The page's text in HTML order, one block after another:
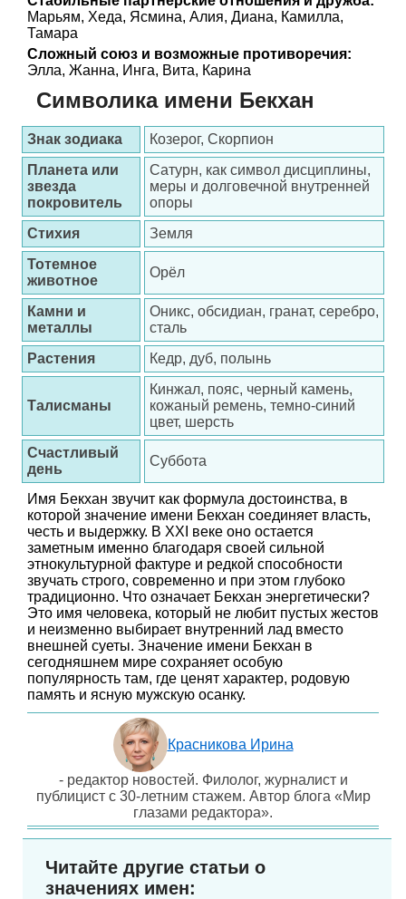
Марьям, Хеда, Ясмина, Алия, Диана, Камилла,
Тамара
Сложный союз и возможные противоречия:
Элла, Жанна, Инга, Вита, Карина
Символика имени Бекхан
Знак зодиака
Козерог, Скорпион
Планета или
звезда
покровитель
Сатурн, как символ дисциплины,
меры и долговечной внутренней
опоры
Стихия
Земля
Тотемное
животное
Орёл
Камни и
металлы
Оникс, обсидиан, гранат, серебро,
сталь
Растения
Кедр, дуб, полынь
Талисманы
Кинжал, пояс, черный камень,
кожаный ремень, темно-синий
цвет, шерсть
Счастливый
день
Суббота
Имя Бекхан звучит как формула достоинства, в
которой значение имени Бекхан соединяет власть,
честь и выдержку. В XXI веке оно остается
заметным именно благодаря своей сильной
этнокультурной фактуре и редкой способности
звучать строго, современно и при этом глубоко
традиционно. Что означает Бекхан энергетически?
Это имя человека, который не любит пустых жестов
и неизменно выбирает внутренний лад вместо
внешней суеты. Значение имени Бекхан в
сегодняшнем мире сохраняет особую
популярность там, где ценят характер, родовую
память и ясную мужскую осанку.
Красникова Ирина
- редактор новостей. Филолог, журналист и
публицист с 30-летним стажем. Автор блога «Мир
глазами редактора».
Читайте другие статьи о
значениях имен: